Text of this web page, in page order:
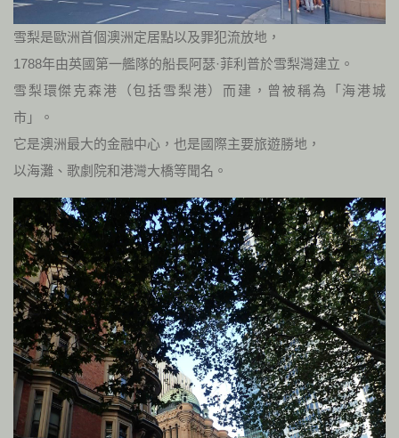
雪梨是歐洲首個澳洲定居點以及罪犯流放地，
1788年由英國第一艦隊的船長阿瑟·菲利普於雪梨灣建立。
雪梨環傑克森港（包括雪梨港）而建，曾被稱為「海港城
市」。
它是澳洲最大的金融中心，也是國際主要旅遊勝地，
以海灘、歌劇院和港灣大橋等聞名。